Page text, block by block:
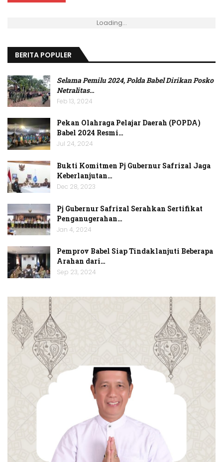
Loading...
BERITA POPULER
Selama Pemilu 2024, Polda Babel Dirikan Posko
Netralitas…
Feb 13, 2024
Pekan Olahraga Pelajar Daerah (POPDA)
Babel 2024 Resmi…
Jul 24, 2024
Bukti Komitmen Pj Gubernur Safrizal Jaga
Keberlanjutan…
Dec 28, 2023
Pj Gubernur Safrizal Serahkan Sertifikat
Penganugerahan…
Jan 4, 2024
Pemprov Babel Siap Tindaklanjuti Beberapa
Arahan dari…
Sep 23, 2024